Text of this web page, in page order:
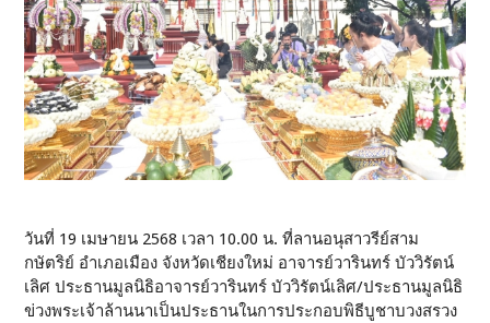
วันที่ 19 เมษายน 2568 เวลา 10.00 น. ที่ลานอนุสาวรีย์สาม
กษัตริย์ อำเภอเมือง จังหวัดเชียงใหม่ อาจารย์วารินทร์ บัววิรัตน์
เลิศ ประธานมูลนิธิอาจารย์วารินทร์ บัววิรัตน์เลิศ/ประธานมูลนิธิ
ข่วงพระเจ้าล้านนาเป็นประธานในการประกอบพิธีบูชาบวงสรวง